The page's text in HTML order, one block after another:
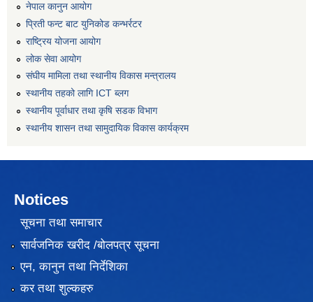
नेपाल कानुन आयोग
प्रिती फन्ट बाट युनिकोड कन्भर्रटर
राष्ट्रिय योजना आयोग
लोक सेवा आयोग
संघीय मामिला तथा स्थानीय विकास मन्त्रालय
स्थानीय तहको लागि ICT ब्लग
स्थानीय पूर्वाधार तथा कृषि सडक विभाग
स्थानीय शासन तथा सामुदायिक विकास कार्यक्रम
Notices
सूचना तथा समाचार
सार्वजनिक खरीद /बोलपत्र सूचना
एन, कानुन तथा निर्देशिका
कर तथा शुल्कहरु